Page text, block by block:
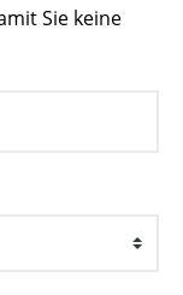
Sie keine